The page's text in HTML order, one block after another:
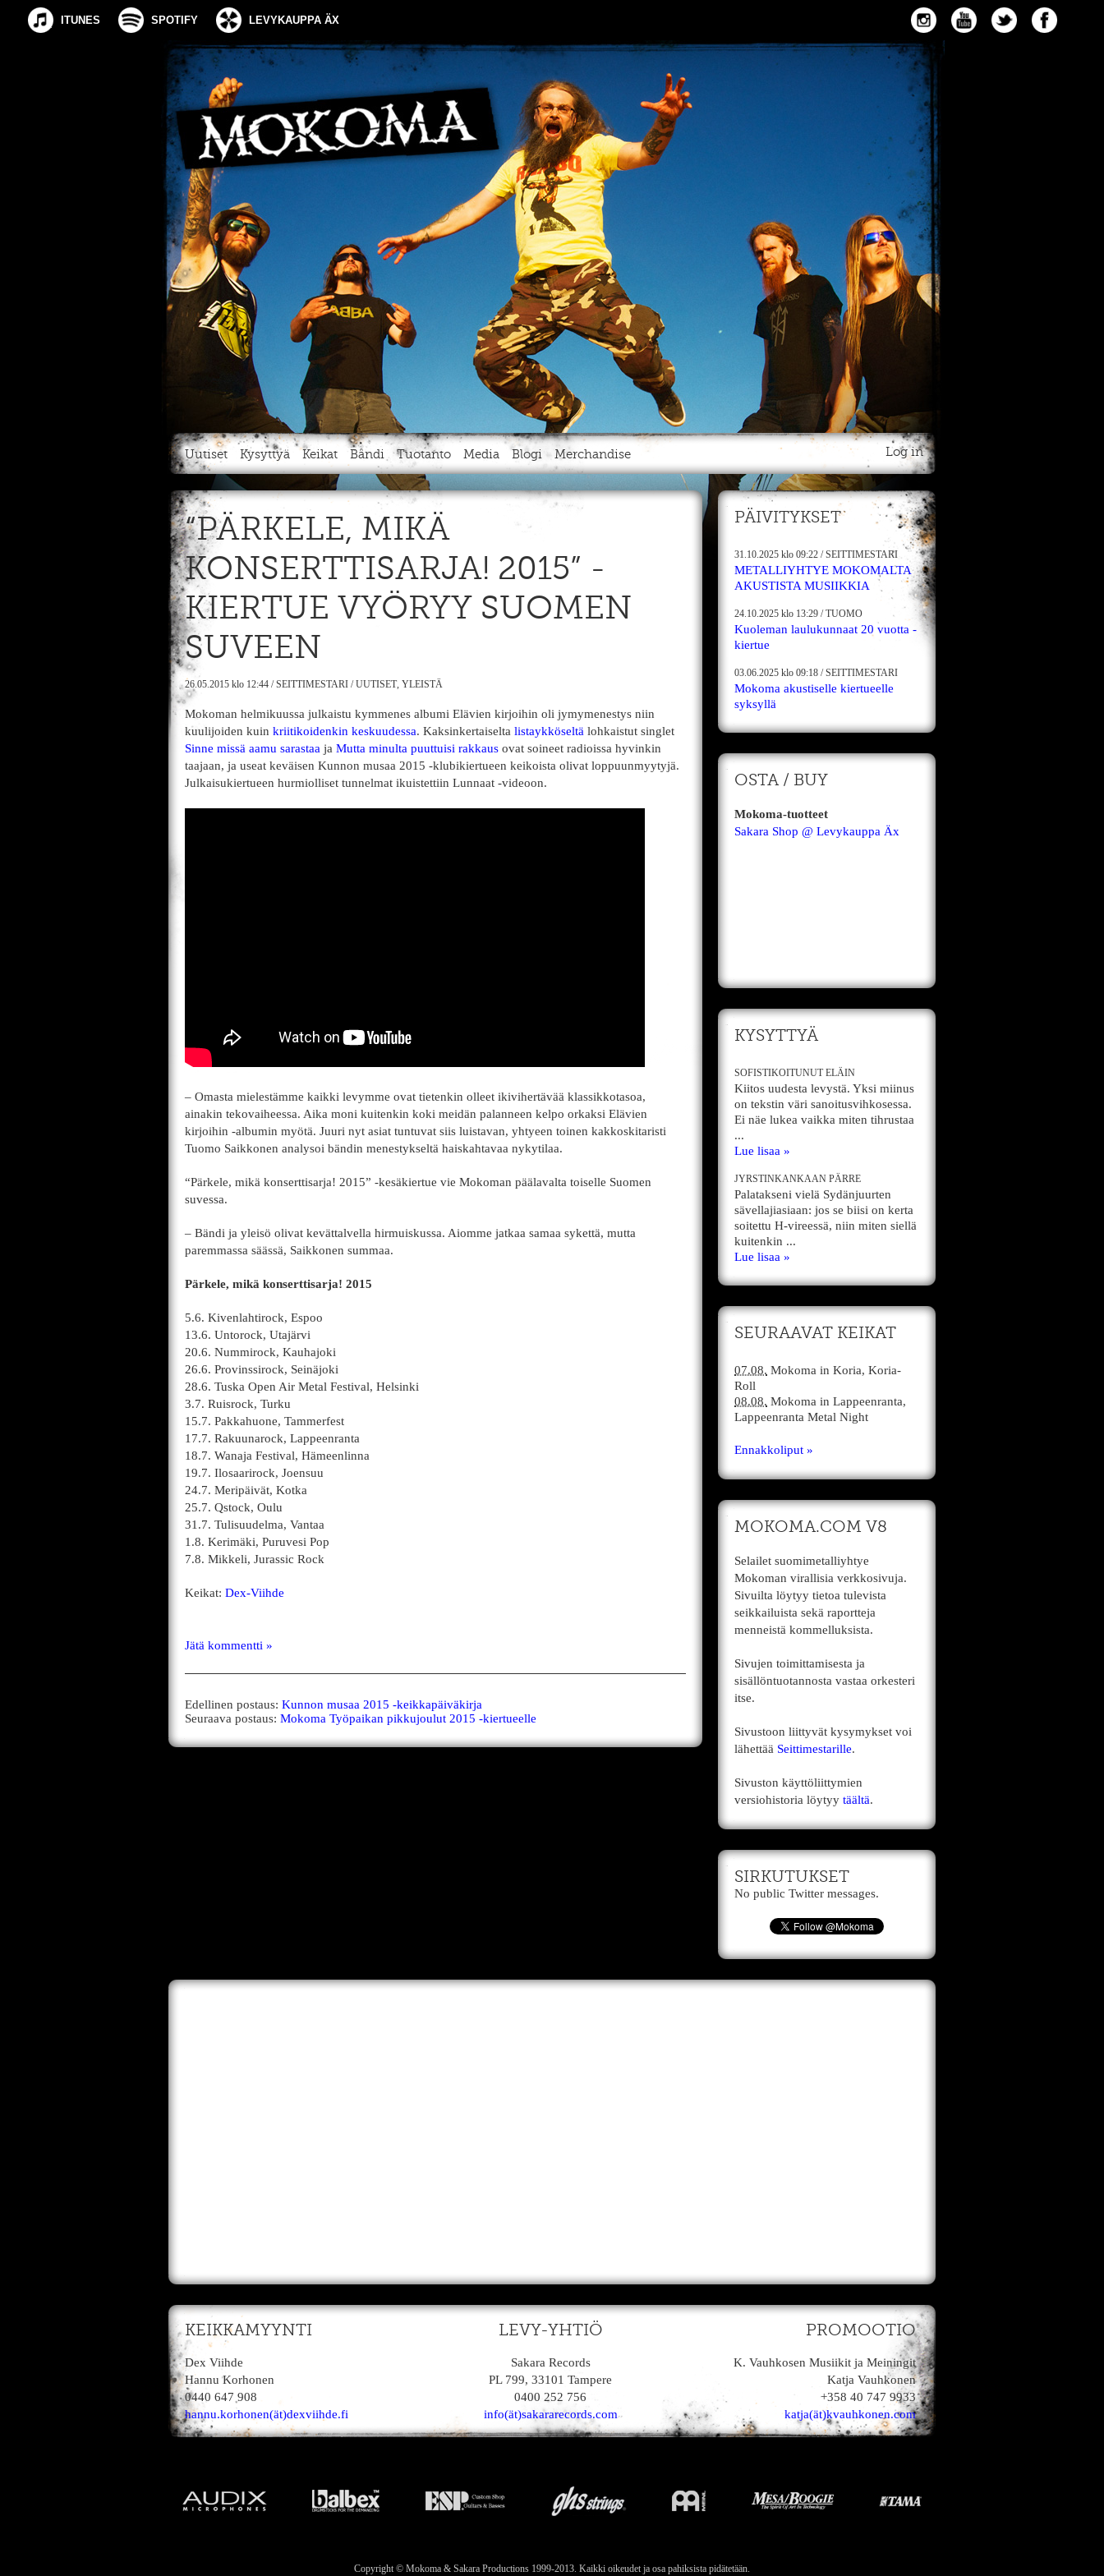
ITUNES SPOTIFY LEVYKAUPPA ÄX
Uutiset Kysyttyä Keikat Bändi Tuotanto Media Blogi Merchandise Log in
“PÄRKELE, MIKÄ
KONSERTTISARJA! 2015” -
KIERTUE VYÖRYY SUOMEN
SUVEEN
26.05.2015 klo 12:44 /SEITTIMESTARI /UUTISET, YLEISTÄ
Mokoman helmikuussa julkaistu kymmenes albumi Elävien kirjoihin oli jymymenestys niin
kuulijoiden kuin kriitikoidenkin keskuudessa. Kaksinkertaiselta listaykköseltä lohkaistut singlet
Sinne missä aamu sarastaa ja Mutta minulta puuttuisi rakkaus ovat soineet radioissa hyvinkin
taajaan, ja useat keväisen Kunnon musaa 2015 -klubikiertueen keikoista olivat loppuunmyytyjä.
Julkaisukiertueen hurmiolliset tunnelmat ikuistettiin Lunnaat -videoon.
– Omasta mielestämme kaikki levymme ovat tietenkin olleet ikivihertävää klassikkotasoa,
ainakin tekovaiheessa. Aika moni kuitenkin koki meidän palanneen kelpo orkaksi Elävien
kirjoihin -albumin myötä. Juuri nyt asiat tuntuvat siis luistavan, yhtyeen toinen kakkoskitaristi
Tuomo Saikkonen analysoi bändin menestykseltä haiskahtavaa nykytilaa.
“Pärkele, mikä konserttisarja! 2015” -kesäkiertue vie Mokoman päälavalta toiselle Suomen
suvessa.
– Bändi ja yleisö olivat kevättalvella hirmuiskussa. Aiomme jatkaa samaa sykettä, mutta
paremmassa säässä, Saikkonen summaa.
Pärkele, mikä konserttisarja! 2015
5.6. Kivenlahtirock, Espoo
13.6. Untorock, Utajärvi
20.6. Nummirock, Kauhajoki
26.6. Provinssirock, Seinäjoki
28.6. Tuska Open Air Metal Festival, Helsinki
3.7. Ruisrock, Turku
15.7. Pakkahuone, Tammerfest
17.7. Rakuunarock, Lappeenranta
18.7. Wanaja Festival, Hämeenlinna
19.7. Ilosaarirock, Joensuu
24.7. Meripäivät, Kotka
25.7. Qstock, Oulu
31.7. Tulisuudelma, Vantaa
1.8. Kerimäki, Puruvesi Pop
7.8. Mikkeli, Jurassic Rock
Keikat: Dex-Viihde
Jätä kommentti »
Edellinen postaus: Kunnon musaa 2015 -keikkapäiväkirja
Seuraava postaus: Mokoma Työpaikan pikkujoulut 2015 -kiertueelle
PÄIVITYKSET
31.10.2025 klo 09:22 /SEITTIMESTARI
METALLIYHTYE MOKOMALTA
AKUSTISTA MUSIIKKIA
24.10.2025 klo 13:29 /TUOMO
Kuoleman laulukunnaat 20 vuotta -
kiertue
03.06.2025 klo 09:18 /SEITTIMESTARI
Mokoma akustiselle kiertueelle
syksyllä
OSTA / BUY
Mokoma-tuotteet
Sakara Shop @ Levykauppa Äx
KYSYTTYÄ
SOFISTIKOITUNUT ELÄIN
Kiitos uudesta levystä. Yksi miinus
on tekstin väri sanoitusvihkosessa.
Ei näe lukea vaikka miten tihrustaa
...
Lue lisaa »
JYRSTINKANKAAN PÄRRE
Palatakseni vielä Sydänjuurten
sävellajiasiaan: jos se biisi on kerta
soitettu H-vireessä, niin miten siellä
kuitenkin ...
Lue lisaa »
SEURAAVAT KEIKAT
07.08. Mokoma in Koria, Koria-
Roll
08.08. Mokoma in Lappeenranta,
Lappeenranta Metal Night
Ennakkoliput »
MOKOMA.COM V8
Selailet suomimetalliyhtye
Mokoman virallisia verkkosivuja.
Sivuilta löytyy tietoa tulevista
seikkailuista sekä raportteja
menneistä kommelluksista.
Sivujen toimittamisesta ja
sisällöntuotannosta vastaa orkesteri
itse.
Sivustoon liittyvät kysymykset voi
lähettää Seittimestarille.
Sivuston käyttöliittymien
versiohistoria löytyy täältä.
SIRKUTUKSET
No public Twitter messages.
KEIKKAMYYNTI
Dex Viihde
Hannu Korhonen
0440 647 908
hannu.korhonen(ät)dexviihde.fi
LEVY-YHTIÖ
Sakara Records
PL 799, 33101 Tampere
0400 252 756
info(ät)sakararecords.com
PROMOOTIO
K. Vauhkosen Musiikit ja Meiningit
Katja Vauhkonen
+358 40 747 9933
katja(ät)kvauhkonen.com
Copyright © Mokoma & Sakara Productions 1999-2013. Kaikki oikeudet ja osa pahiksista pidätetään.